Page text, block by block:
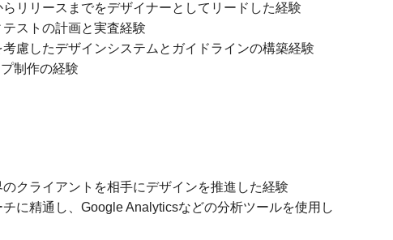
リリースまでをデザイナーとしてリードした経験
ストの計画と実査経験
慮したデザインシステムとガイドラインの構築経験
制作の経験
クライアントを相手にデザインを推進した経験
に精通し、Google Analyticsなどの分析ツールを使用し